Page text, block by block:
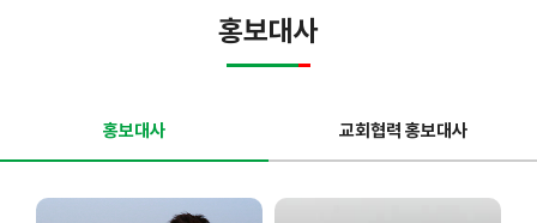
홍보대사
홍보대사 교회협력 홍보대사